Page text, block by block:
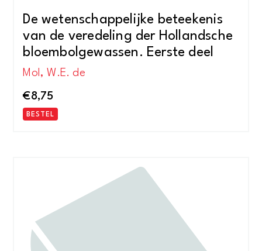
De wetenschappelijke beteekenis
van de veredeling der Hollandsche
bloembolgewassen. Eerste deel
Mol, W.E. de
€8,75
BESTEL